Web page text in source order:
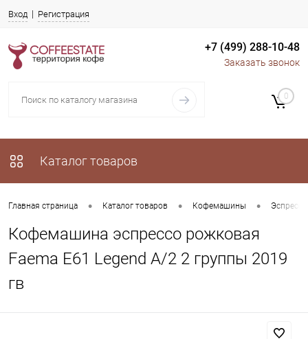
Вход Регистрация
+7 (499) 288-10-48
Заказать звонок
Каталог товаров
0
Главная страница • Каталог товаров • Кофемашины •
Кофемашина эспрессо рожковая
Faema E61 Legend A/2 2 группы 2019
гв